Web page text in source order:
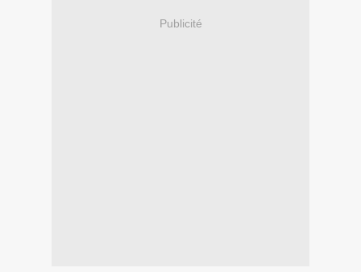
Publicité